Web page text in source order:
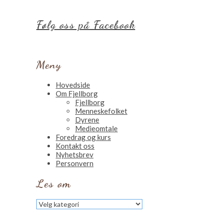
Følg oss på Facebook
Meny
Hovedside
Om Fjellborg
Fjellborg
Menneskefolket
Dyrene
Medieomtale
Foredrag og kurs
Kontakt oss
Nyhetsbrev
Personvern
Les om
Les
om